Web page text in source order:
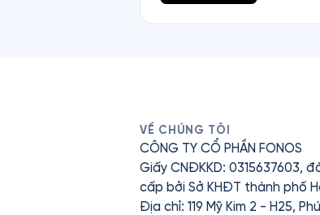
VỀ CHÚNG TÔI
CÔNG TY CỔ PHẦN FONOS
Giấy CNĐKKD: 0315637603,
cấp bởi Sở KHĐT thành phố
Địa chỉ: 119 Mỹ Kim 2 - H25,